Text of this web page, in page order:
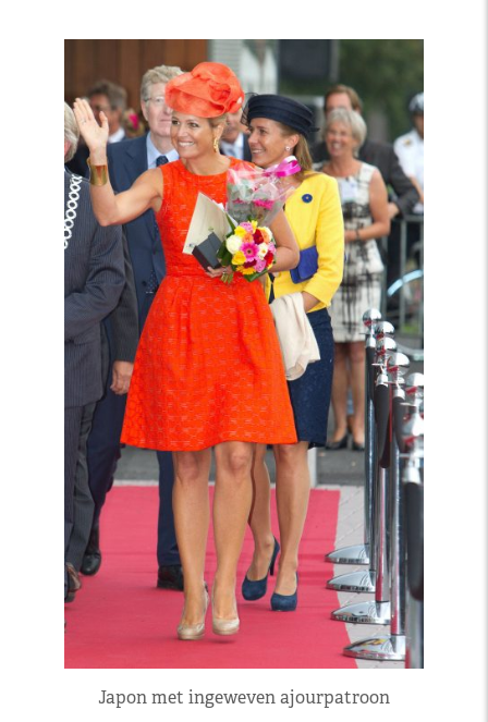
Japon met ingeweven ajourpatroon